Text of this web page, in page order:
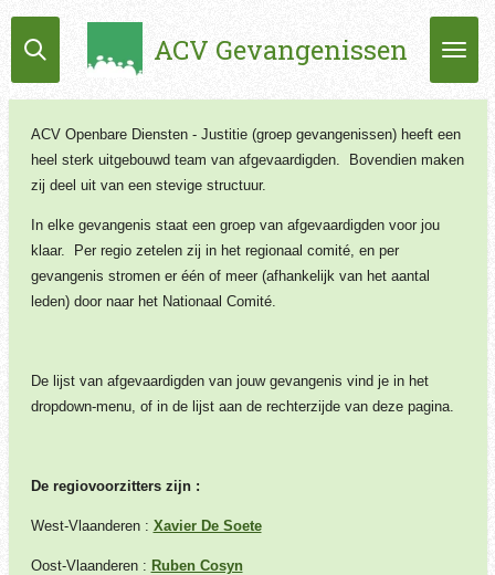
Ga
direct
de
hoofdinhoud
ACV Gevangenissen
ACV Openbare Diensten - Justitie (groep gevangenissen) heeft een
heel sterk uitgebouwd team van afgevaardigden. Bovendien maken
zij deel uit van een stevige structuur.
In elke gevangenis staat een groep van afgevaardigden voor jou
klaar. Per regio zetelen zij in het regionaal comité, en per
gevangenis stromen er één of meer (afhankelijk van het aantal
leden) door naar het Nationaal Comité.
De lijst van afgevaardigden van jouw gevangenis vind je in het
dropdown-menu, of in de lijst aan de rechterzijde van deze pagina.
De regiovoorzitters zijn :
West-Vlaanderen : Xavier De Soete
Oost-Vlaanderen : Ruben Cosyn